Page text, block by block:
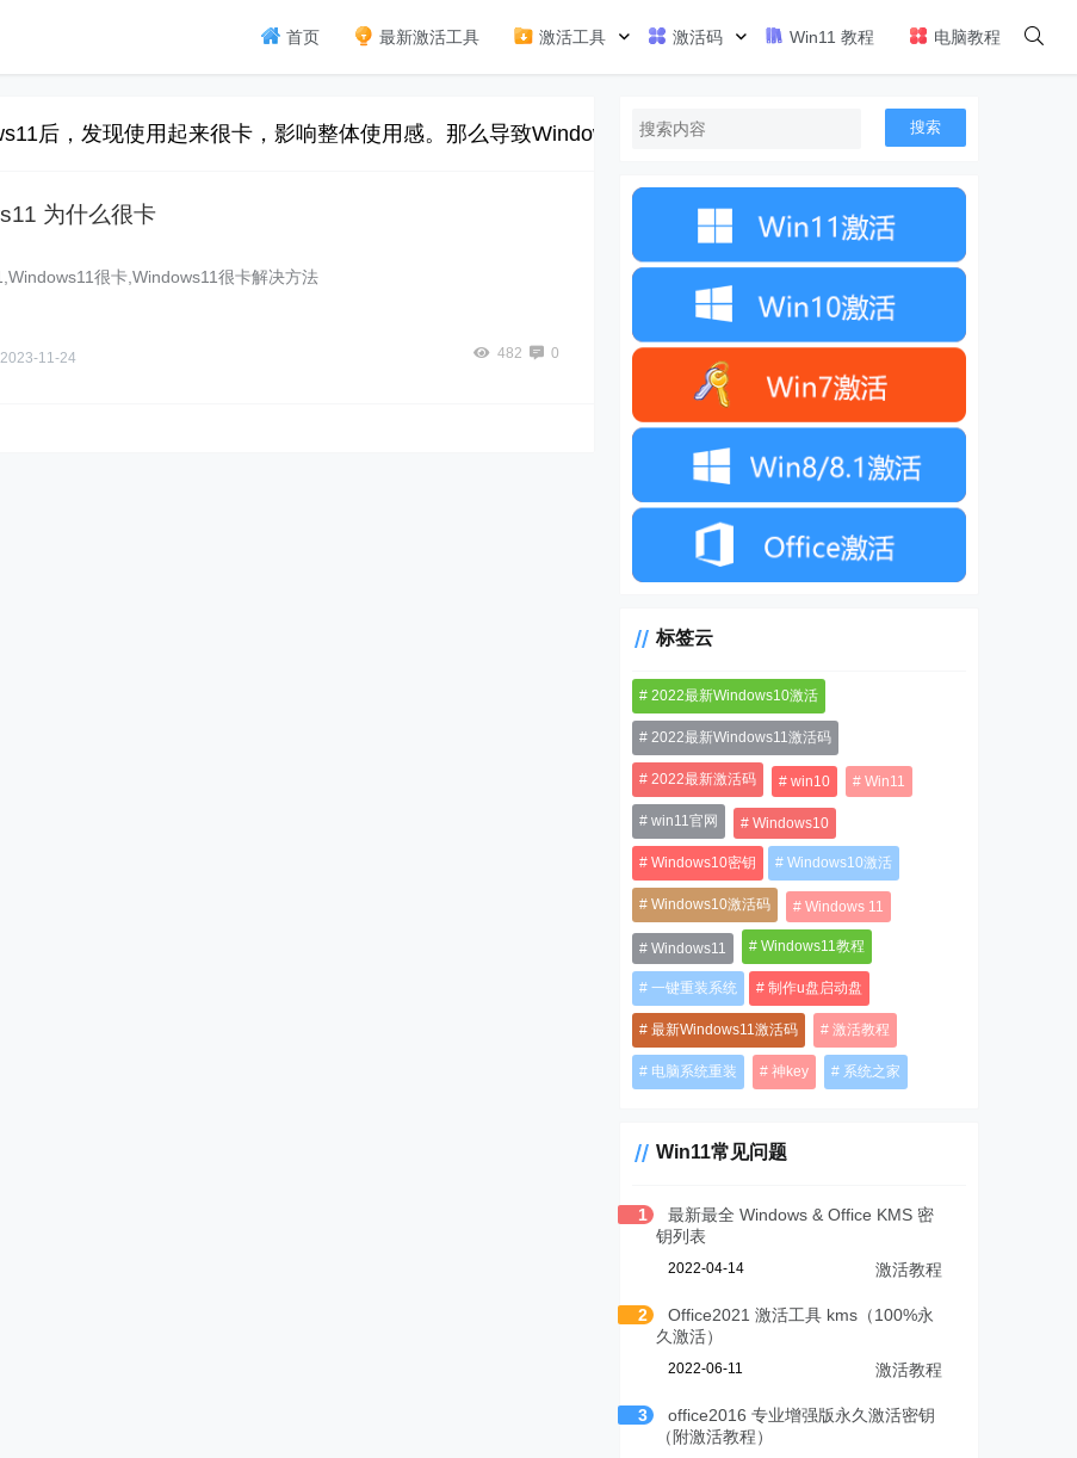
首页 最新激活工具 激活工具 激活码 Win11 教程 电脑教程
，发现使用起来很卡，影响整体使用感。那么导致Windows11变得很卡的原因是什么呢？以及我们应该如
为什么很卡
很卡,Windows11很卡解决方法
2023-11-24 482 0
搜索
标签云
2022最新Windows10激活
2022最新Windows11激活码
2022最新激活码 win10 Win11
win11官网 Windows10
Windows10密钥 Windows10激活
Windows10激活码 Windows 11
Windows11 Windows11教程
一键重装系统 制作u盘启动盘
最新Windows11激活码 激活教程
电脑系统重装 神key 系统之家
Win11常见问题
1
最新最全 Windows & Office KMS 密
钥列表
2022-04-14 激活教程
2
Office2021 激活工具 kms（100%永
久激活）
2022-06-11 激活教程
3
office2016 专业增强版永久激活密钥
（附激活教程）